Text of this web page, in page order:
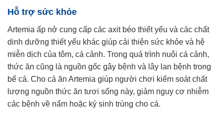
Hỗ trợ sức khỏe
Artemia ấp nở cung cấp các axit béo thiết yếu và các chất
dinh dưỡng thiết yếu khác giúp cải thiện sức khỏe và hệ
miễn dịch của tôm, cá cảnh. Trong quá trình nuôi cá cảnh,
thức ăn cũng là nguồn gốc gây bệnh và lây lan bệnh trong
bể cá. Cho cá ăn Artemia giúp người chơi kiểm soát chất
lượng nguồn thức ăn tươi sống này, giảm nguy cơ nhiễm
các bệnh về nấm hoặc ký sinh trùng cho cá.